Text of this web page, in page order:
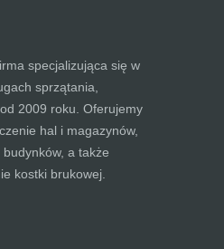
specjalizująca się w
sprzątania,
2009 roku. Oferujemy
hal i magazynów,
a także
kostki brukowej.